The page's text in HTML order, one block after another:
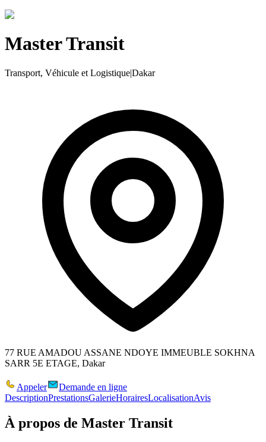
Master Transit
Transport, Véhicule et Logistique|Dakar
77 RUE AMADOU ASSANE NDOYE IMMEUBLE SOKHNA
SARR 5E ETAGE, Dakar
Appeler
Demande en ligne
DescriptionPrestationsGalerieHorairesLocalisationAvis
À propos de Master Transit